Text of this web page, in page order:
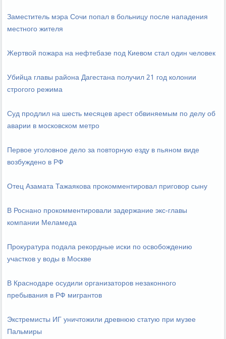
Заместитель мэра Сочи попал в больницу после нападения
местного жителя
Жертвой пожара на нефтебазе под Киевом стал один человек
Убийца главы района Дагестана получил 21 год колонии
строгого режима
Суд продлил на шесть месяцев арест обвиняемым по делу об
аварии в московском метро
Первое уголовное дело за повторную езду в пьяном виде
возбуждено в РФ
Отец Азамата Тажаякова прокомментировал приговор сыну
В Роснано прокомментировали задержание экс-главы
компании Меламеда
Прокуратура подала рекордные иски по освобождению
участков у воды в Москве
В Краснодаре осудили организаторов незаконного
пребывания в РФ мигрантов
Экстремисты ИГ уничтожили древнюю статую при музее
Пальмиры